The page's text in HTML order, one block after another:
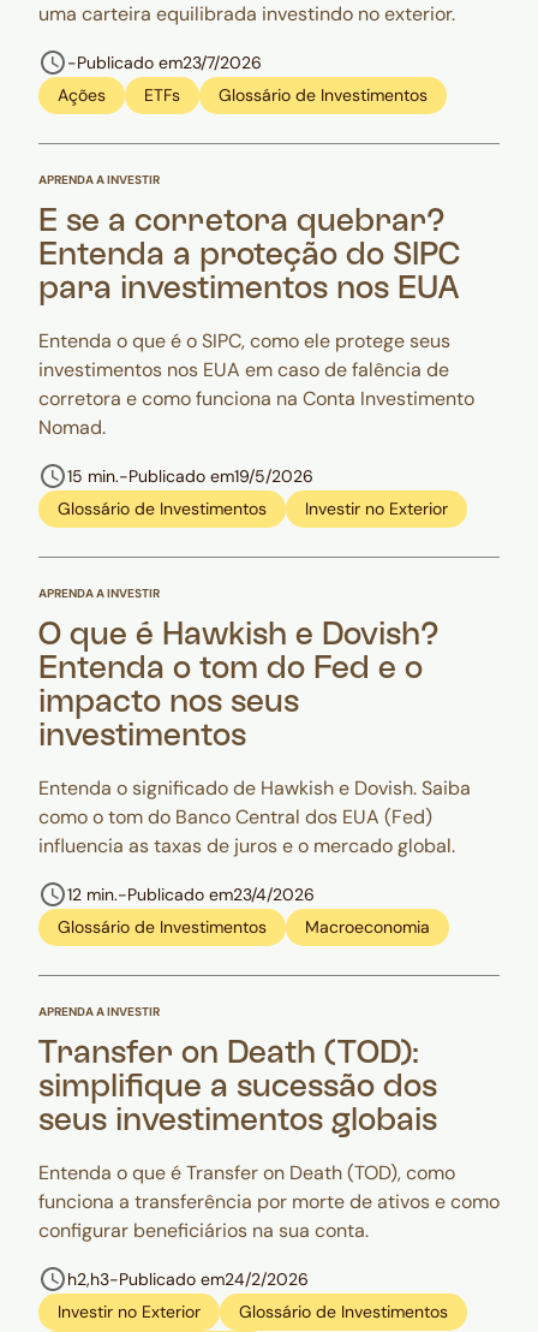
uma carteira equilibrada investindo no exterior.
-Publicado em23/7/2026
Ações
ETFs Glossário de Investimentos
APRENDA A INVESTIR
E se a corretora quebrar?
Entenda a proteção do SIPC
para investimentos nos EUA
Entenda o que é o SIPC, como ele protege seus
investimentos nos EUA em caso de falência de
corretora e como funciona na Conta Investimento
Nomad.
15 min.-Publicado em19/5/2026
Glossário de Investimentos
Investir no Exterior
APRENDA A INVESTIR
O que é Hawkish e Dovish?
Entenda o tom do Fed e o
impacto nos seus
investimentos
Entenda o significado de Hawkish e Dovish. Saiba
como o tom do Banco Central dos EUA (Fed)
influencia as taxas de juros e o mercado global.
12 min.-Publicado em23/4/2026
Glossário de Investimentos
Macroeconomia
APRENDA A INVESTIR
Transfer on Death (TOD):
simplifique a sucessão dos
seus investimentos globais
Entenda o que é Transfer on Death (TOD), como
funciona a transferência por morte de ativos e como
configurar beneficiários na sua conta.
h2,h3-Publicado em24/2/2026
Investir no Exterior
Glossário de Investimentos